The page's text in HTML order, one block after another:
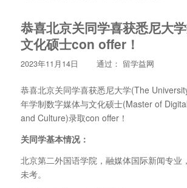
恭喜北京关同学喜获悉尼大
文化硕士con offer！
2023年11月14日 通过： 留学益网
恭喜北京关同学喜获悉尼大学(The
年学制数字媒体与文化硕士(Master of
and Culture)录取con offer！
关同学基本情况：
北京第二外国语学院，融媒体国际新闻专业
未考。